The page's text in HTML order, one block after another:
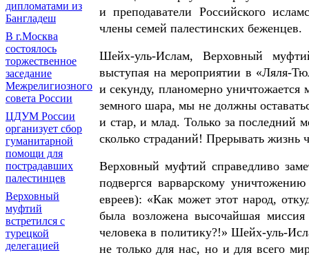
дипломатами из
Бангладеш
В г.Москва
состоялось
торжественное
заседание
Межрелигиозного
совета России
ЦДУМ России
организует сбор
гуманитарной
помощи для
пострадавших
палестинцев
Верховный
муфтий
встретился с
турецкой
делегацией
и преподаватели Российского
члены семей палестинских беженцев.
Шейх-уль-Ислам, Верховный
выступая на мероприятии в «Ляля-
и секунду, планомерно
земного шара, мы не должны
и стар, и млад. Только за последний
сколько страданий! Прерывать
Верховный муфтий справедливо
подвергся варварскому
евреев): «Как может этот народ,
была возложена высочайшая
человека в политику?!» Шейх-уль-
не только для нас, но и для всего